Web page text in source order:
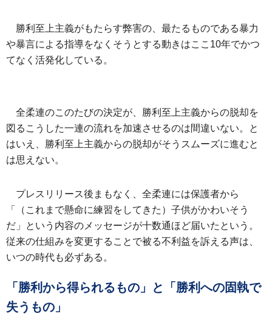
勝利至上主義がもたらす弊害の、最たるものである暴力
や暴言による指導をなくそうとする動きはここ10年でかつ
てなく活発化している。
全柔連のこのたびの決定が、勝利至上主義からの脱却を
図るこうした一連の流れを加速させるのは間違いない。と
はいえ、勝利至上主義からの脱却がそうスムーズに進むと
は思えない。
プレスリリース後まもなく、全柔連には保護者から
「（これまで懸命に練習をしてきた）子供がかわいそう
だ」という内容のメッセージが十数通ほど届いたという。
従来の仕組みを変更することで被る不利益を訴える声は、
いつの時代も必ずある。
「勝利から得られるもの」と「勝利への固執で
失うもの」